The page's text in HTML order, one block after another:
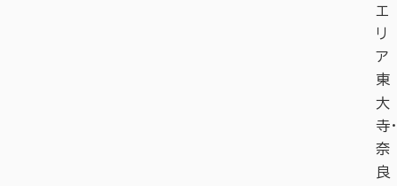
エ
リ
ア
東
大
寺・
奈
良